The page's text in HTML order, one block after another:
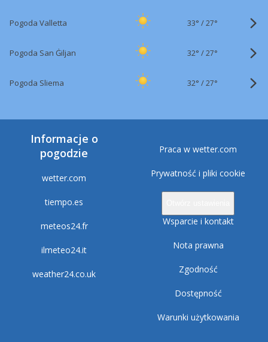
Pogoda Valletta 33° /27°
Pogoda San Ġiljan 32° /27°
Pogoda Sliema 32° /27°
Informacje o
pogodzie
wetter.com
tiempo.es
meteos24.fr
ilmeteo24.it
weather24.co.uk
Praca w wetter.com
Prywatność i pliki cookie
Wsparcie i kontakt
Nota prawna
Zgodność
Dostępność
Warunki użytkowania